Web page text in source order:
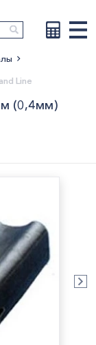
Line
(0,4мм)